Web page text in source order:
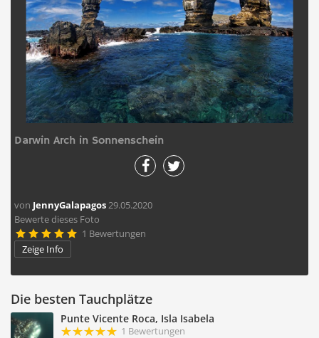
Darwin Arch in Sonnenschein
von JennyGalapagos29.05.2020
Bewerte dieses Foto
     1 Bewertungen
Zeige Info
Die besten Tauchplätze
Punte Vicente Roca, Isla Isabela
1 Bewertungen